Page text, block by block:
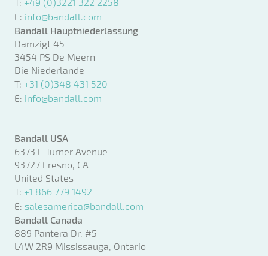
T: +49 (0)3221 322 2258
E: info@bandall.com
Bandall Hauptniederlassung
Damzigt 45
3454 PS De Meern
Die Niederlande
T: +31 (0)348 431 520
E: info@bandall.com
Bandall USA
6373 E Turner Avenue
93727 Fresno, CA
United States
T: +1 866 779 1492
E: salesamerica@bandall.com
Bandall Canada
889 Pantera Dr. #5
L4W 2R9 Mississauga, Ontario